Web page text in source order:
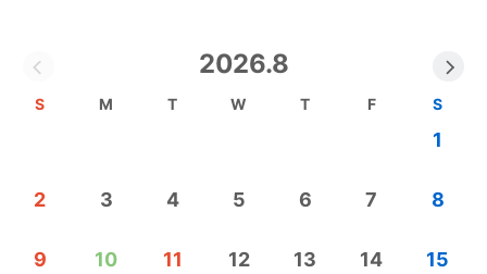
2026.8
S M T W T F S
1
2 3 4 5 6 7 8
9 10 11 12 13 14 15